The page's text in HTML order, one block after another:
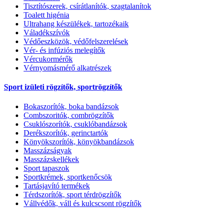
Tisztítószerek, csírátlanítók, szagtalanítok
Toalett higénia
Ultrahang készülékek, tartozékaik
Váladékszívók
Védőeszközök, védőfelszerelések
Vér- és infúziós melegítők
Vércukormérők
Vérnyomásmérő alkatrészek
Sport izületi rögzítők, sportrögzítők
Bokaszorítók, boka bandázsok
Combszoritók, combrögzítők
Csuklószorítók, csuklóbandázsok
Derékszorítók, gerinctartók
Könyökszorítók, könyökbandázsok
Masszázságyak
Masszázskellékek
Sport tapaszok
Sportkrémek, sportkenőcsök
Tartásjavító termékek
Térdszorítók, sport térdrögzítők
Vállvédők, váll és kulcscsont rögzítők